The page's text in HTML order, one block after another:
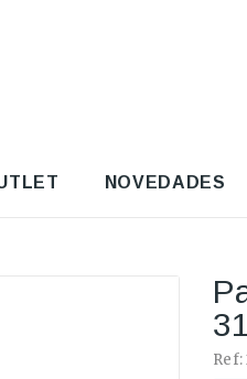
NOVEDADES
Ref: